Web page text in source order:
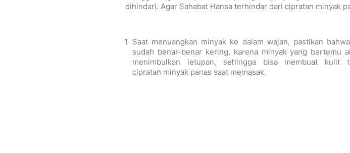
dihindari. Agar Sahabat Hansa terhindar dari cipratan minyak
Saat menuangkan minyak ke dalam wajan, pastikan
sudah benar-benar kering, karena minyak yang bertemu
menimbulkan letupan, sehingga bisa membuat kulit
cipratan minyak panas saat memasak.